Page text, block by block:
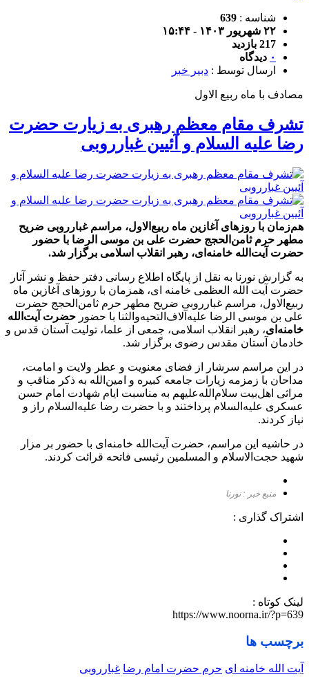
شناسه : 639
۲۲ شهریور ۱۴۰۳ - ۱۵:۴۴
217 بازدید
۰ دیدگاه
ارسال توسط : دبیر خبر
مصادف با ماه ربیع الاول
تشرف مقام معظم رهبری به زیارت حضرت
رضا علیه السلام و آئیین غبارروبی
هم‌زمان با روزهای آغازین ماه ربیع‌الاول، مراسم غبارروبی ضریح
مطهر حرم ثامن‌الحجج حضرت علی بن موسی الرضا با حضور
حضرت آیت‌الله خامنه‌ای، رهبر انقلاب اسلامی برگزار شد.
به گزارش نورنا به نقل از پایگاه اطلاع رسانی دفتر حفظ و نشر آثار
حضرت آیت الله العظمی خامنه ای، همزمان با روزهای آغازین ماه
ربیع‌الاول، مراسم غبارروبی ضریح مطهر حرم ثامن‌الحجج حضرت
علی بن موسی الرضا علیه‌آلاف‌التحیه‌والثنا با حضور حضرت آیت‌الله
خامنه‌ای، رهبر انقلاب اسلامی، جمعی از علما، تولیت آستان قدس و
خادمان آستان مقدس رضوی برگزار شد.
در این مراسم سرشار از فضای معنویت و عطر ولایت و امامت،
مداحان با زمزمه‌ زیارات جامعه‌ کبیره و امین‌الله به ذکر مناقب و
مراثی اهل‌بیت سلام‌الله‌علیهم به مناسبت ایام شهادت امام حسن
عسکری علیه‌السلام پرداختند و با حضرت رضا علیه‌السلام راز و
نیاز کردند.
در حاشیه این مراسم، حضرت آیت‌الله خامنه‌ای با حضور بر مزار
شهید حجت‌الاسلام‌ و المسلمین رئیسی فاتحه قرائت کردند.
منبع خبر : نورنا
اشتراک گذاری :
لینک کوتاه :
https://www.noorna.ir/?p=639
برچسب ها
آیت الله خامنه ای حرم حضرت امام رضا غبارروبی